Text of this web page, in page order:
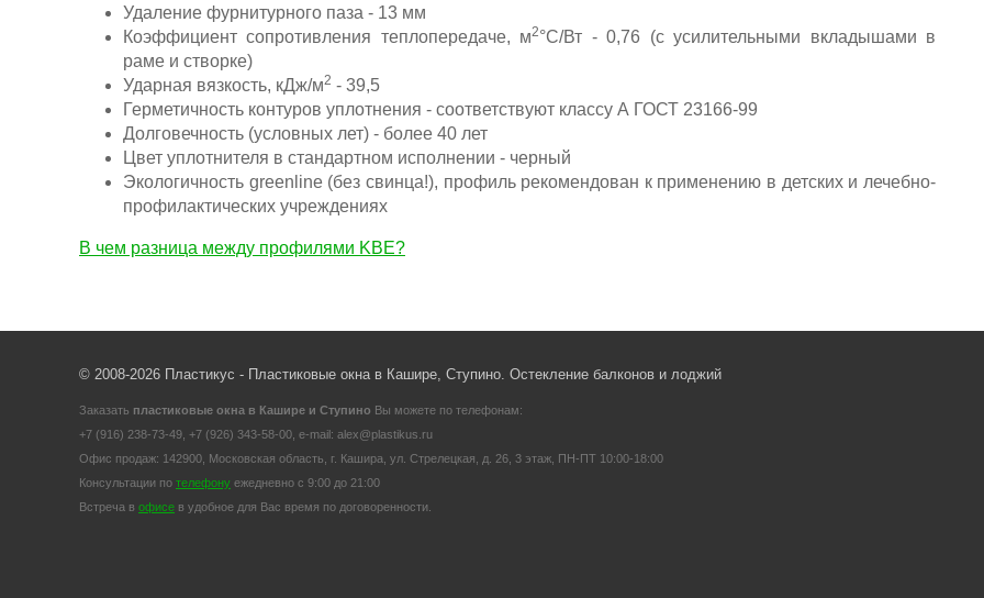
Удаление фурнитурного паза - 13 мм
Коэффициент сопротивления теплопередаче, м2°С/Вт - 0,76 (с усилительными вкладышами в
раме и створке)
Ударная вязкость, кДж/м2 - 39,5
Герметичность контуров уплотнения - соответствуют классу А ГОСТ 23166-99
Долговечность (условных лет) - более 40 лет
Цвет уплотнителя в стандартном исполнении - черный
Экологичность greenline (без свинца!), профиль рекомендован к применению в детских и лечебно-
профилактических учреждениях
В чем разница между профилями KBE?
© 2008-2026 Пластикус - Пластиковые окна в Кашире, Ступино. Остекление балконов и лоджий
Заказать пластиковые окна в Кашире и Ступино Вы можете по телефонам:
+7 (916) 238-73-49, +7 (926) 343-58-00, e-mail: alex@plastikus.ru
Офис продаж: 142900, Московская область, г. Кашира, ул. Стрелецкая, д. 26, 3 этаж, ПН-ПТ 10:00-18:00
Консультации по телефону ежедневно с 9:00 до 21:00
Встреча в офисе в удобное для Вас время по договоренности.